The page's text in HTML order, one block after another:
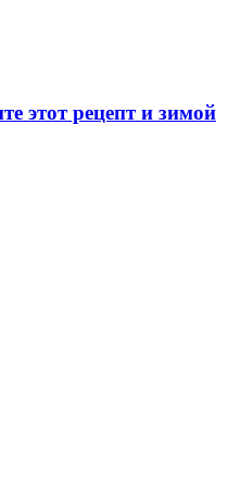
этот рецепт и зимой